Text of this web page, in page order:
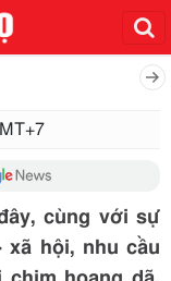
cùng với sự
xã hội, nhu cầu